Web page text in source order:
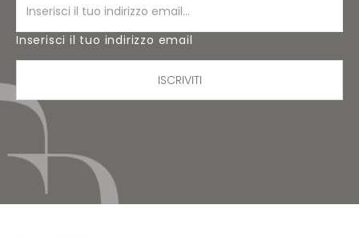
Inserisci il tuo indirizzo email
ISCRIVITI